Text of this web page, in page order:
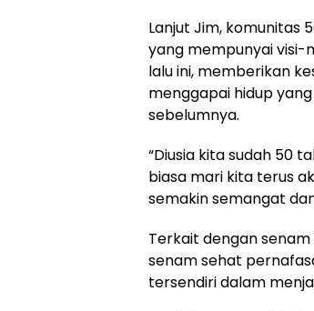
Lanjut Jim, komunitas
yang mempunyai visi-
lalu ini, memberikan
menggapai hidup
sebelumnya.
“Diusia kita sudah 50
biasa mari kita terus
semakin semangat
Terkait dengan
senam sehat
tersendiri dalam